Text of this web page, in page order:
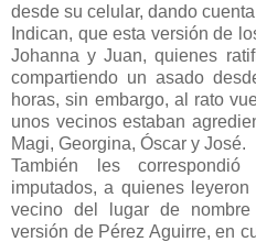
desde su celular, dando
Indican, que esta versión de
Johanna y Juan, quienes
compartiendo un asado
horas, sin embargo, al rato
unos vecinos estaban
Magi, Georgina, Óscar y José.
También les
imputados, a quienes
vecino del lugar de
versión de Pérez Aguirre, en